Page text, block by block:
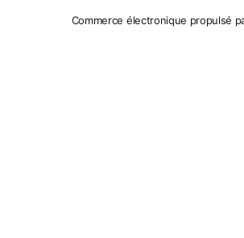
Commerce électronique propulsé